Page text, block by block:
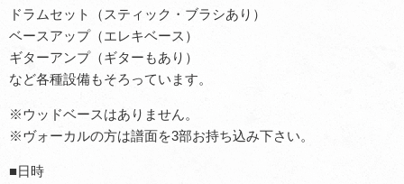
ドラムセット（スティック・ブラシあり）
ベースアップ（エレキベース）
ギターアンプ（ギターもあり）
など各種設備もそろっています。
※ウッドベースはありません。
※ヴォーカルの方は譜面を3部お持ち込み下さい。
■日時